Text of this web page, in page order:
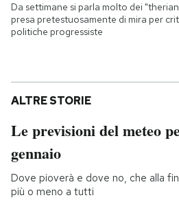
Da settimane si parla molto dei
presa pretestuosamente di mira per
politiche progressiste
ALTRE STORIE
Le previsioni del meteo
gennaio
Dove pioverà e dove no, che alla
più o meno a tutti